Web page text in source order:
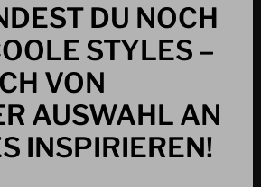
DU NOCH
STYLES –
VON
AUSWAHL AN
INSPIRIEREN!